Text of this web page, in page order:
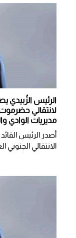
الرئيس الزُبيدي
لانتقالي
مديريات الوادي
أصدر الرئيس
الانتقالي الجنوبي